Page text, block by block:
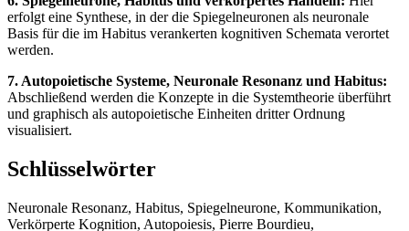
erfolgt eine Synthese, in der die Spiegelneuronen als neuronale
Basis für die im Habitus verankerten kognitiven Schemata verortet
werden.
7. Autopoietische Systeme, Neuronale Resonanz und Habitus:
Abschließend werden die Konzepte in die Systemtheorie überführt
und graphisch als autopoietische Einheiten dritter Ordnung
visualisiert.
Schlüsselwörter
Neuronale Resonanz, Habitus, Spiegelneurone, Kommunikation,
Verkörperte Kognition, Autopoiesis, Pierre Bourdieu,